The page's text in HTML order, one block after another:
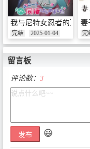
我与尼特女忍者的莫名
完结 2025-01-04
妻
完
留言板
评论数： 3
发布 😃